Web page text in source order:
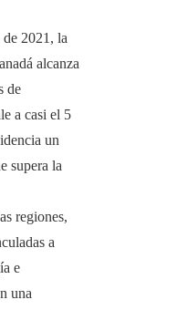
2021, la
alcanza
de
a casi el 5
un
supera la
regiones,
a
e
una